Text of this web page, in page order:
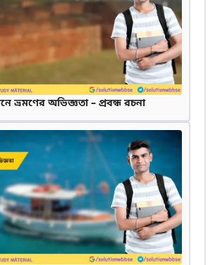
ভ্রমণের অভিজ্ঞতা – প্রবন্ধ রচনা